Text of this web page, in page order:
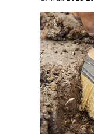
оказался
Спустя